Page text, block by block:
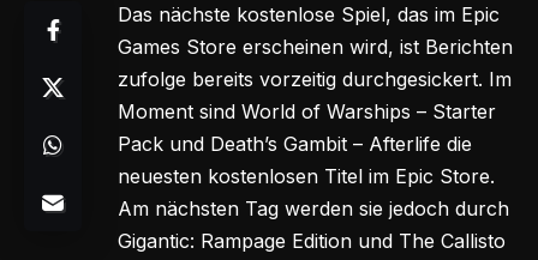
Das nächste kostenlose Spiel, das im Epic
Games Store erscheinen wird, ist Berichten
zufolge bereits vorzeitig durchgesickert. Im
Moment sind World of Warships – Starter
Pack und Death’s Gambit – Afterlife die
neuesten kostenlosen Titel im Epic Store.
Am nächsten Tag werden sie jedoch durch
Gigantic: Rampage Edition und The Callisto